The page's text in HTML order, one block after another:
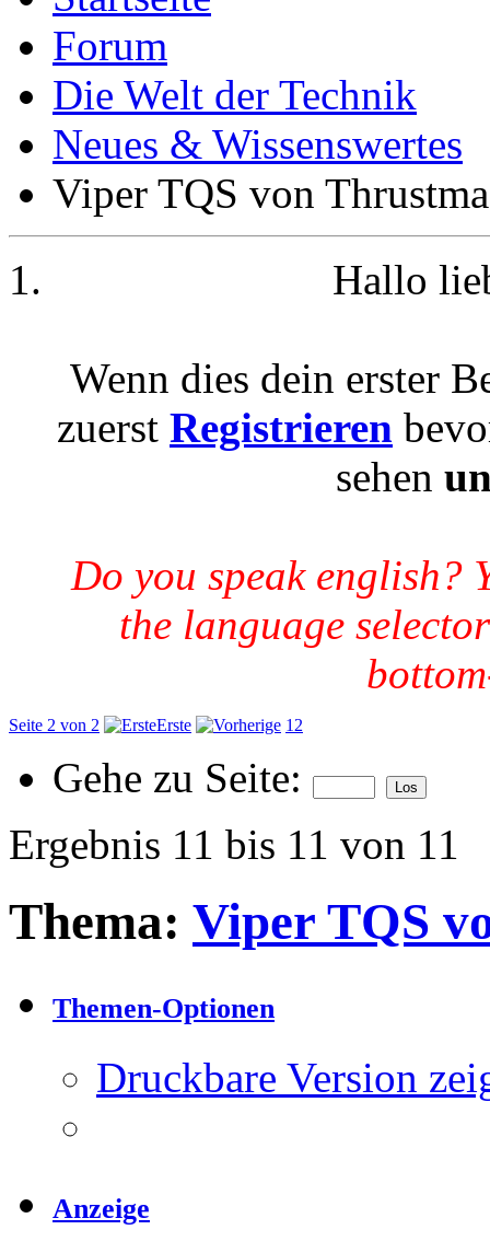
Forum
Die Welt der Technik
Neues & Wissenswertes
Viper TQS von
Hallo
Wenn dies dein erster
zuerst Registrieren
sehen
Do you speak english?
the language
Seite 2 von 2 Erste 1 2
Gehe zu Seite:
Ergebnis 11 bis 11 von 11
Thema: Viper TQS
Themen-Optionen
Druckbare Version
Anzeige